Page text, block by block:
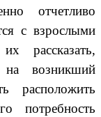
отчетливо
с взрослыми
рассказать,
на возникший
расположить
потребность